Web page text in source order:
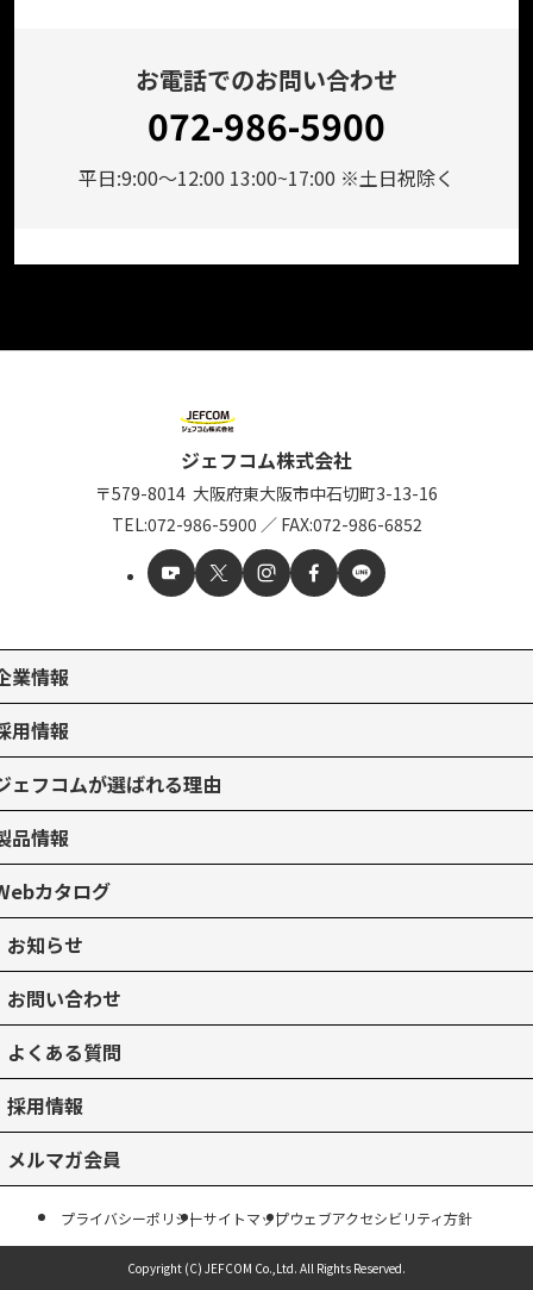
お電話でのお問い合わせ
072-986-5900
平日:9:00～12:00 13:00~17:00 ※土日祝除く
ジェフコム株式会社
〒579-8014 大阪府東大阪市中石切町3-13-16
TEL:072-986-5900 ／ FAX:072-986-6852
業情報
用情報
ェフコムが選ばれる理由
品情報
カタログ
お知らせ
お問い合わせ
よくある質問
採用情報
メルマガ会員
プライバシーポリシーサイトマップウェブアクセシビリティ方針
Copyright (C) JEFCOM Co.,Ltd. All Rights Reserved.